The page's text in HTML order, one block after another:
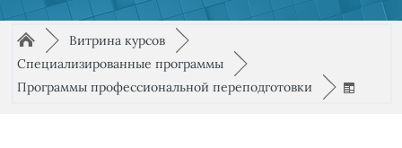
Путь к странице
/
► Витрина курсов /
►
Специализированные программы
/
►
Программы профессиональной переподготовки
/
►